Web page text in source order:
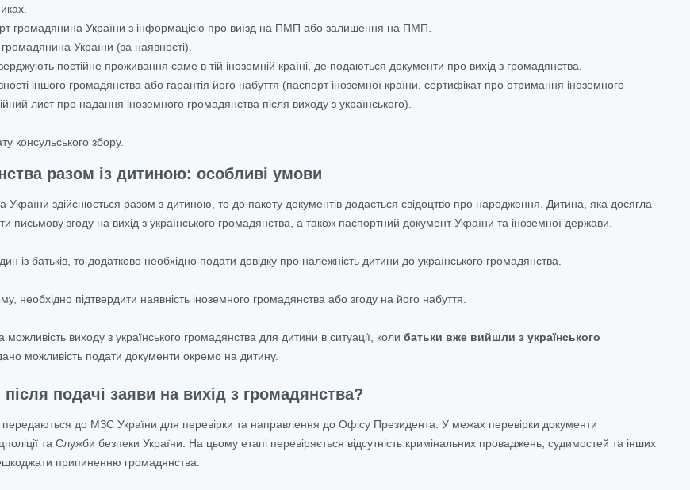
громадянина України з інформацією про виїзд на ПМП або залишення на ПМП.
України (за наявності).
постійне проживання саме в тій іноземній країні, де подаються документи про вихід з громадянства.
іншого громадянства або гарантія його набуття (паспорт іноземної країни, сертифікат про отримання іноземного
лист про надання іноземного громадянства після виходу з українського).
консульського збору.
разом із дитиною: особливі умови
України здійснюється разом з дитиною, то до пакету документів додається свідоцтво про народження. Дитина, яка досягла
письмову згоду на вихід з українського громадянства, а також паспортний документ України та іноземної держави.
із батьків, то додатково необхідно подати довідку про належність дитини до українського громадянства.
необхідно підтвердити наявність іноземного громадянства або згоду на його набуття.
виходу з українського громадянства для дитини в ситуації, коли батьки вже вийшли з українського
можливість подати документи окремо на дитину.
подачі заяви на вихід з громадянства?
до МЗС України для перевірки та направлення до Офісу Президента. У межах перевірки документи
та Служби безпеки України. На цьому етапі перевіряється відсутність кримінальних проваджень, судимостей та інших
припиненню громадянства.